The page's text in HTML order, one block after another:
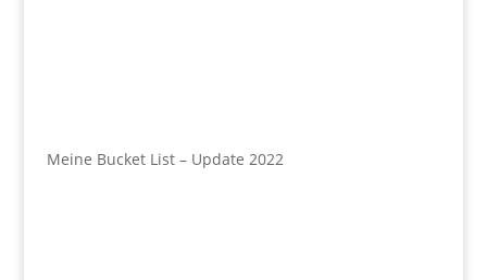
Meine Bucket List – Update 2022